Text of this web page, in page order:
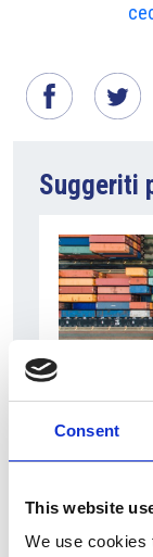
Consent
This website
We use cookies
Suggeriti
6 Agosto